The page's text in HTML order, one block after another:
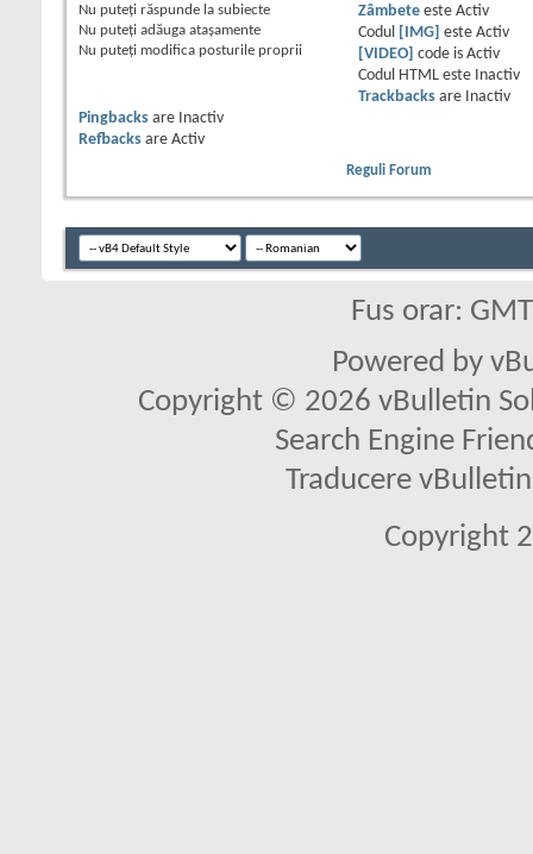
Nu puteţi răspunde la subiecte
Nu puteţi adăuga ataşamente
Nu puteţi modifica posturile proprii
Zâmbeteeste Activ
Codul
[IMG] este Activ
[VIDEO]
code is Activ
Codul HTML este
Inactiv
Trackbacksare
Inactiv
Pingbacks are
Inactiv
Refbacks are Activ
Reguli Forum
Fus orar:
Powered by
Copyright © 2026 vBulletin
Search Engine
Traducere
Copyright